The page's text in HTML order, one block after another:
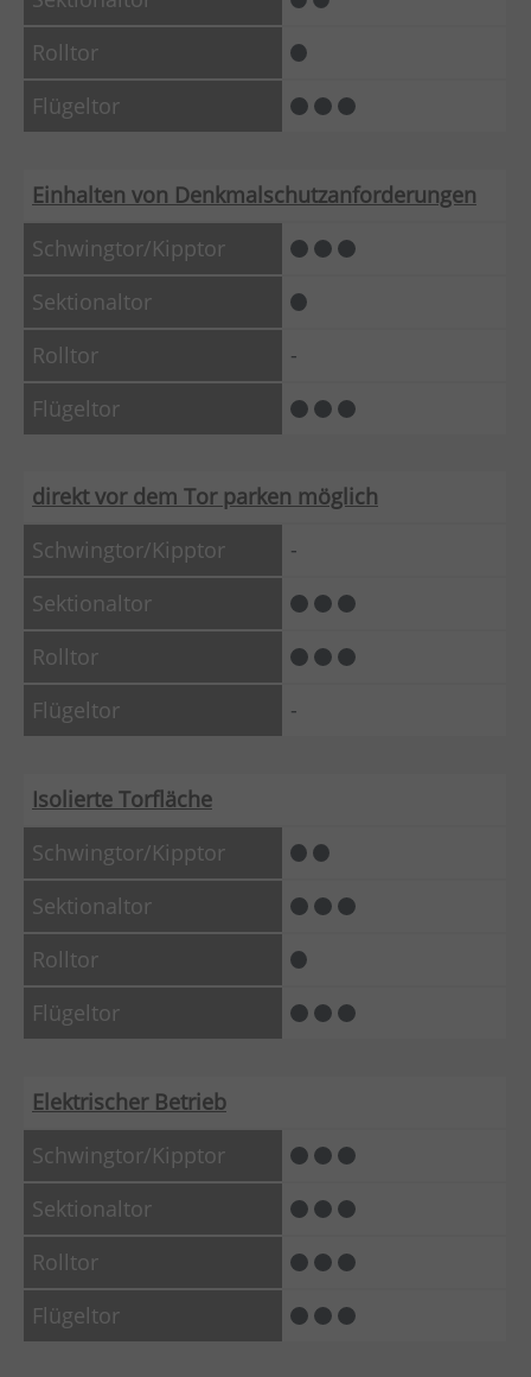
Einhalten von Denkmalschutzanforderungen
-
direkt vor dem Tor parken möglich
-
-
Isolierte Torfläche
Elektrischer Betrieb